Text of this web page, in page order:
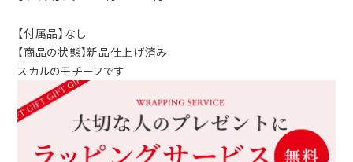
【付属品】なし
【商品の状態】新品仕上げ済み
スカルのモチーフです